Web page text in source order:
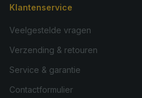
Klantenservice
Veelgestelde vragen
Verzending & retouren
Service & garantie
Contactformulier